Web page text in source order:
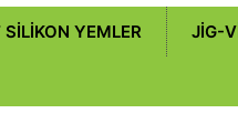
YEMLER JIG-